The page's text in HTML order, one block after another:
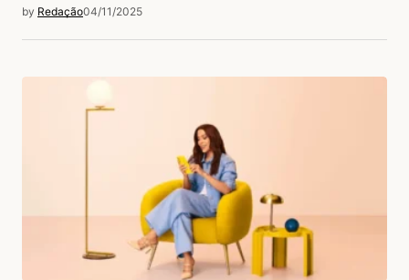
by Redação04/11/2025